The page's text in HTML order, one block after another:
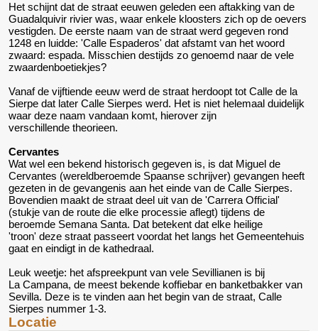
Het schijnt dat de straat eeuwen geleden een aftakking van de
Guadalquivir rivier was, waar enkele kloosters zich op de oevers
vestigden. De eerste naam van de straat werd gegeven rond
1248 en luidde: 'Calle Espaderos' dat afstamt van het woord
zwaard: espada. Misschien destijds zo genoemd naar de vele
zwaardenboetiekjes?
Vanaf de vijftiende eeuw werd de straat herdoopt tot Calle de la
Sierpe dat later Calle Sierpes werd. Het is niet helemaal duidelijk
waar deze naam vandaan komt, hierover zijn
verschillende theorieen.
Cervantes
Wat wel een bekend historisch gegeven is, is dat Miguel de
Cervantes (wereldberoemde Spaanse schrijver) gevangen heeft
gezeten in de gevangenis aan het einde van de Calle Sierpes.
Bovendien maakt de straat deel uit van de 'Carrera Official'
(stukje van de route die elke processie aflegt) tijdens de
beroemde Semana Santa. Dat betekent dat elke heilige
'troon' deze straat passeert voordat het langs het Gemeentehuis
gaat en eindigt in de kathedraal.
Leuk weetje: het afspreekpunt van vele Sevillianen is bij
La Campana, de meest bekende koffiebar en banketbakker van
Sevilla. Deze is te vinden aan het begin van de straat, Calle
Sierpes nummer 1-3.
Locatie